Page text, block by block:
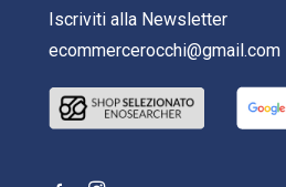
Iscriviti alla Newsletter
ecommercerocchi@gmail.com